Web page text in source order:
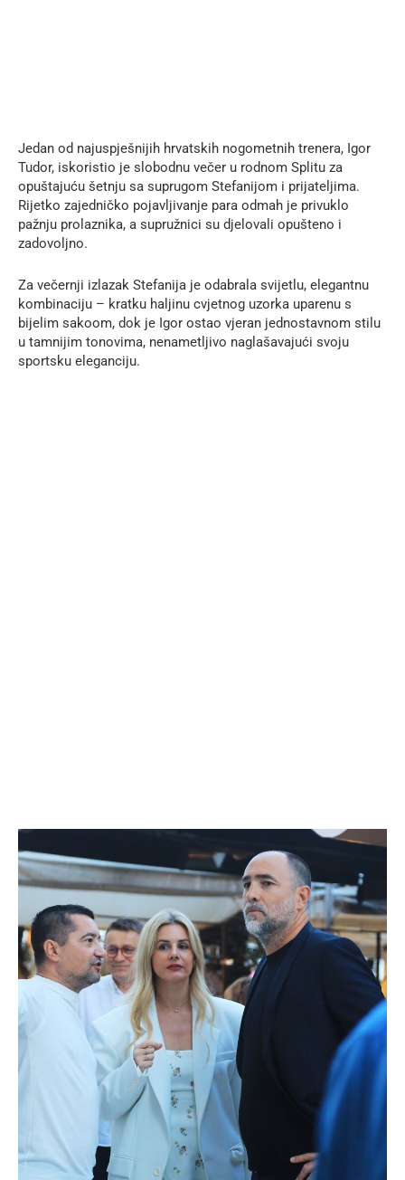
Jedan od najuspješnijih hrvatskih nogometnih trenera, Igor
Tudor, iskoristio je slobodnu večer u rodnom Splitu za
opuštajuću šetnju sa suprugom Stefanijom i prijateljima.
Rijetko zajedničko pojavljivanje para odmah je privuklo
pažnju prolaznika, a supružnici su djelovali opušteno i
zadovoljno.
Za večernji izlazak Stefanija je odabrala svijetlu, elegantnu
kombinaciju – kratku haljinu cvjetnog uzorka uparenu s
bijelim sakoom, dok je Igor ostao vjeran jednostavnom stilu
u tamnijim tonovima, nenametljivo naglašavajući svoju
sportsku eleganciju.